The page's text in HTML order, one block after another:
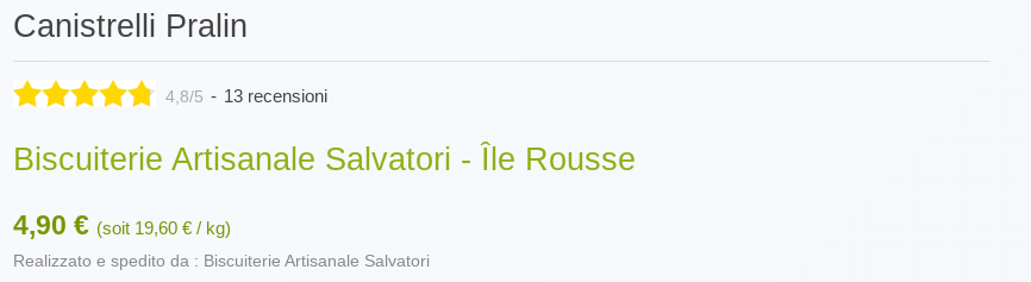
Canistrelli Pralin
4,8/5 - 13 recensioni
Biscuiterie Artisanale Salvatori - Île Rousse
4,90 € (soit 19,60 € / kg)
Realizzato e spedito da : Biscuiterie Artisanale Salvatori